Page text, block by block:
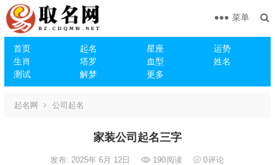
首页 起名 星座
运势
生肖
塔罗 血型
姓名
测试
解梦 更多
菜单
起名网 公司起名
家装公司起名三字
发布: 2025年 6月 12日 190阅读 0评论